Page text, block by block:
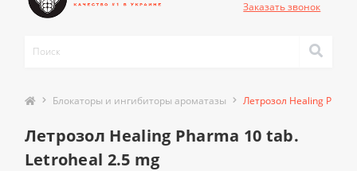
Заказать звонок
Блокаторы и ингибиторы ароматазы Летрозол Healing
Летрозол Healing Pharma 10 tab.
Letroheal 2.5 mg